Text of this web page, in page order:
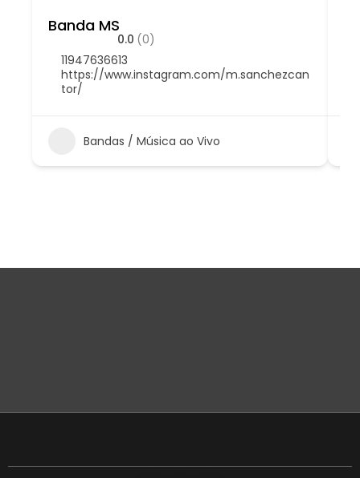
Banda MS
0.0 (0)
11947636613
https://www.instagram.com/m.sanchezcan
tor/
Bandas / Música ao Vivo